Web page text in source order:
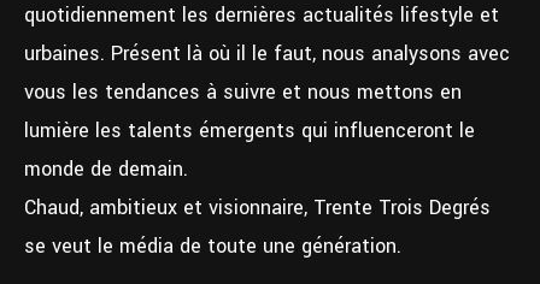
quotidiennement les dernières actualités lifestyle et
urbaines. Présent là où il le faut, nous analysons avec
vous les tendances à suivre et nous mettons en
lumière les talents émergents qui influenceront le
monde de demain.
Chaud, ambitieux et visionnaire, Trente Trois Degrés
se veut le média de toute une génération.